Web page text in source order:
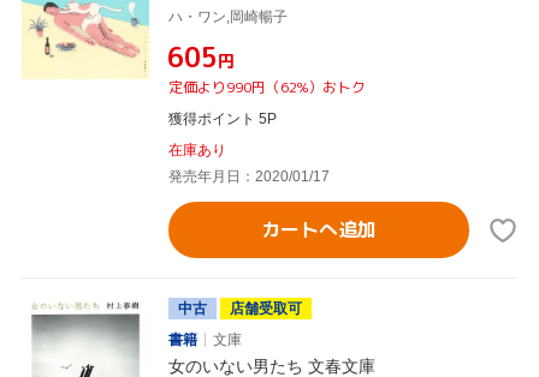
ハ・ワン,岡崎暢子
¥605円
定価より990円（62%）おトク
獲得ポイント 5P
在庫あり
発売年月日：2020/01/17
カートへ追加
中古
店舗受取可
書籍
文庫
女のいない男たち 文春文庫